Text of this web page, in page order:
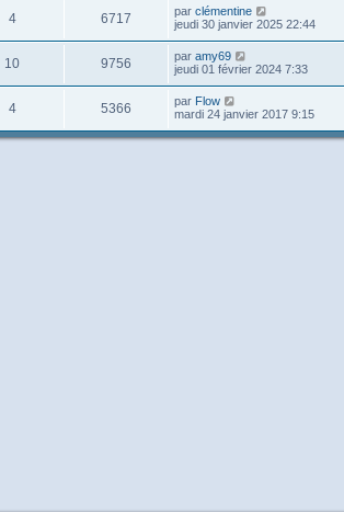
4 6717 par clémentine
jeudi 30 janvier 2025 22:44
10 9756 par amy69
jeudi 01 février 2024 7:33
4 5366 par Flow
mardi 24 janvier 2017 9:15